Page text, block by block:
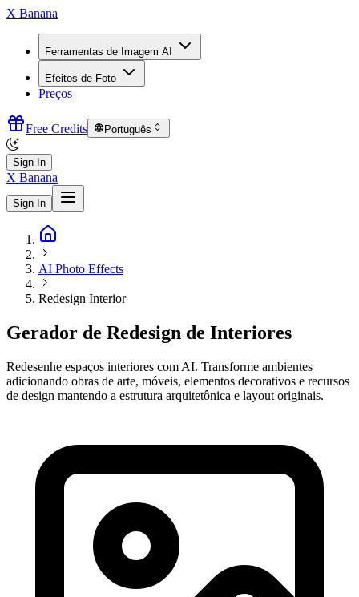
X Banana
Ferramentas de Imagem AI
Efeitos de Foto
Preços
Free Credits Português
Sign In
X Banana
Sign In
AI Photo Effects
Redesign Interior
Gerador de Redesign de Interiores
Redesenhe espaços interiores com AI. Transforme ambientes
adicionando obras de arte, móveis, elementos decorativos e recursos
de design mantendo a estrutura arquitetônica e layout originais.